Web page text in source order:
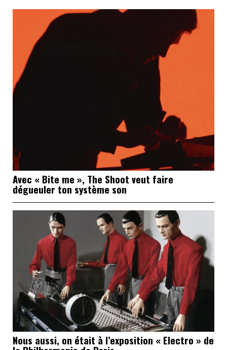
Avec « Bite me », The Shoot veut faire
dégueuler ton système son
Nous aussi, on était à l’exposition « Electro » de